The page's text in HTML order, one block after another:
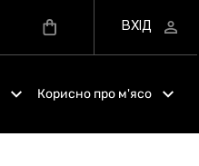
Корисно про м'ясо